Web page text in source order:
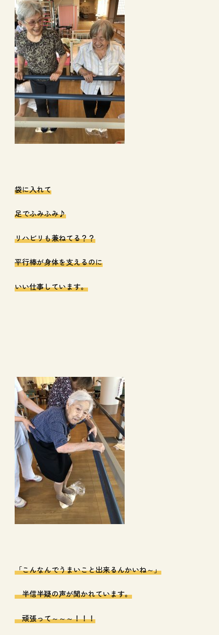
袋に入れて
足でふみふみ♪
リハビリも兼ねてる？？
平行棒が身体を支えるのに
いい仕事しています。
「こんなんでうまいこと出来るんかいね～」
半信半疑の声が聞かれています。
頑張って～～～！！！